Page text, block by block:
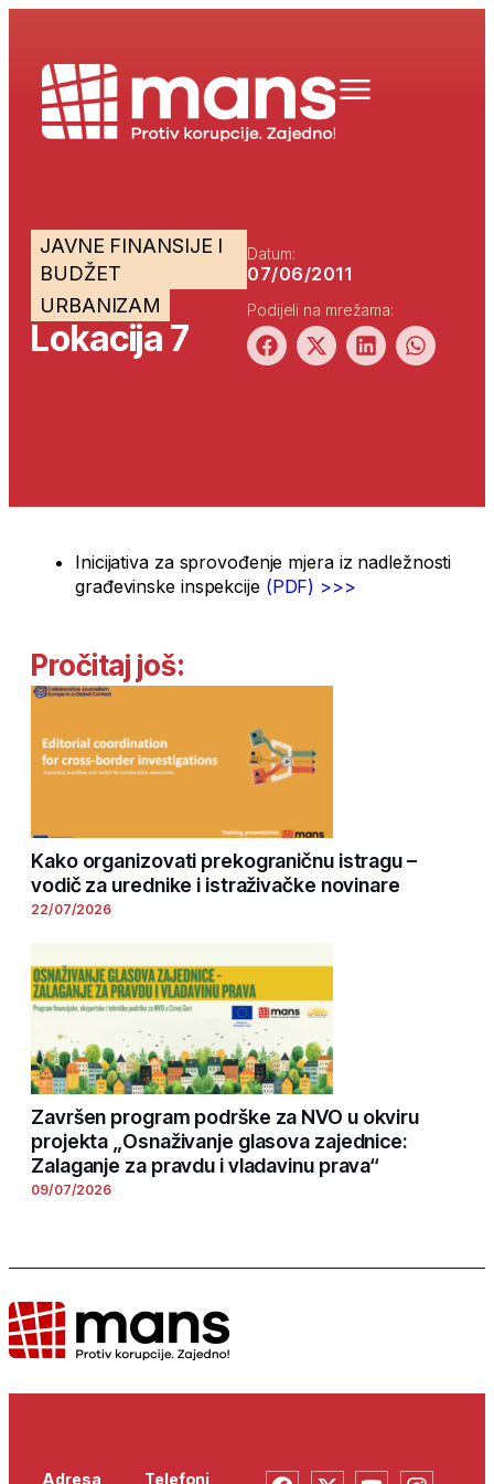
JAVNE FINANSIJE I
BUDŽET
URBANIZAM
Lokacija 7
Datum:
07/06/2011
Podijeli na mrežama:
Inicijativa za sprovođenje mjera iz nadležnosti
građevinske inspekcije (PDF) >>>
Pročitaj još:
Kako organizovati prekograničnu istragu –
vodič za urednike i istraživačke novinare
22/07/2026
Završen program podrške za NVO u okviru
projekta „Osnaživanje glasova zajednice:
Zalaganje za pravdu i vladavinu prava“
09/07/2026
Adresa Telefoni